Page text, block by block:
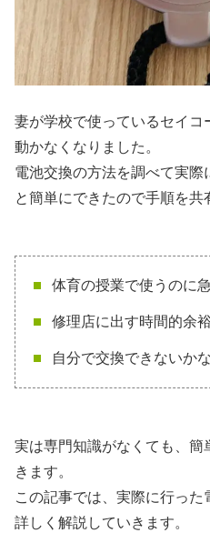
妻が学校で使っているセイ
動かなくなりました。
電池交換の方法を調べて実
と簡単にできたので手順を共
体育の授業で使うのに
修理店に出す時間的余
自分で交換できないか
実は専門知識がなくても、
きます。
この記事では、実際に行っ
詳しく解説していきます。